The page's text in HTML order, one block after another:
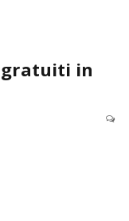
gratuiti in